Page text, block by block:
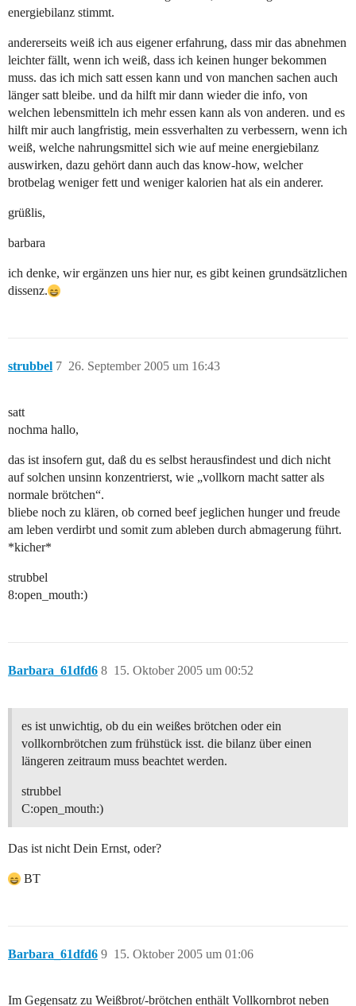
energiebilanz stimmt.
andererseits weiß ich aus eigener erfahrung, dass mir das abnehmen
leichter fällt, wenn ich weiß, dass ich keinen hunger bekommen
muss. das ich mich satt essen kann und von manchen sachen auch
länger satt bleibe. und da hilft mir dann wieder die info, von
welchen lebensmitteln ich mehr essen kann als von anderen. und es
hilft mir auch langfristig, mein essverhalten zu verbessern, wenn ich
weiß, welche nahrungsmittel sich wie auf meine energiebilanz
auswirken, dazu gehört dann auch das know-how, welcher
brotbelag weniger fett und weniger kalorien hat als ein anderer.
grüßlis,
barbara
ich denke, wir ergänzen uns hier nur, es gibt keinen grundsätzlichen
dissenz.
strubbel 26. September 2005 um 16:43
7
satt
nochma hallo,
das ist insofern gut, daß du es selbst herausfindest und dich nicht
auf solchen unsinn konzentrierst, wie „vollkorn macht satter als
normale brötchen“.
bliebe noch zu klären, ob corned beef jeglichen hunger und freude
am leben verdirbt und somit zum ableben durch abmagerung führt.
*kicher*
strubbel
8:open_mouth:)
Barbara_61dfd6 15. Oktober 2005 um 00:52
8
es ist unwichtig, ob du ein weißes brötchen oder ein
vollkornbrötchen zum frühstück isst. die bilanz über einen
längeren zeitraum muss beachtet werden.
strubbel
C:open_mouth:)
Das ist nicht Dein Ernst, oder?
BT
Barbara_61dfd6 15. Oktober 2005 um 01:06
9
Im Gegensatz zu Weißbrot/-brötchen enthält Vollkornbrot neben